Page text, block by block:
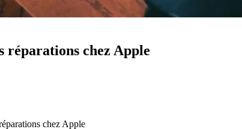
réparations chez Apple
chez Apple